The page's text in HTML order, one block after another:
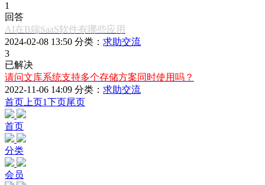
1
回答
AI在B端SaaS软件有哪些应用
2024-02-08 13:50 分类： 求助交流
3
已解决
请问文库系统支持多个存储方案同时使用吗？
2022-11-06 14:09 分类： 求助交流
首页 上页1下页尾页
首页
分类
会员